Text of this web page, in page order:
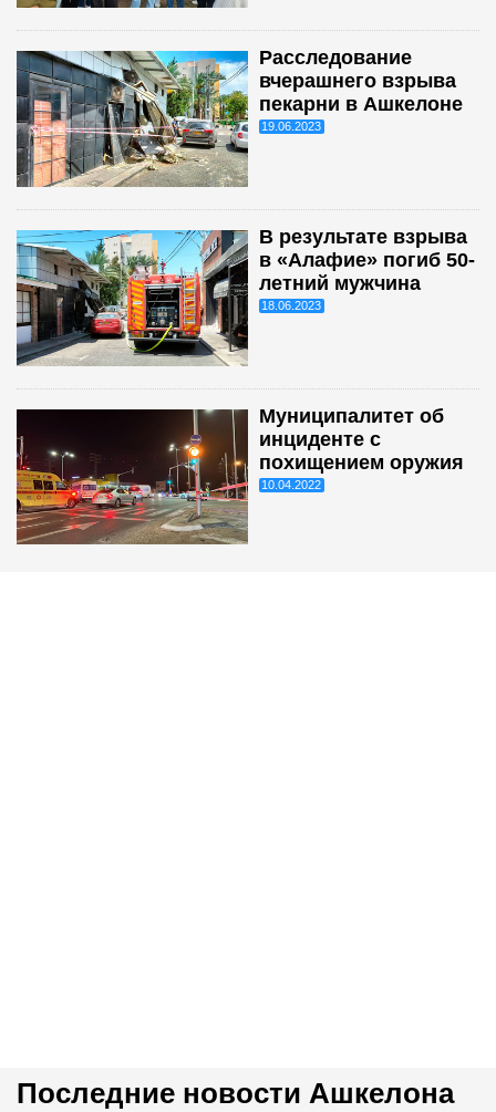
Расследование
вчерашнего взрыва
пекарни в Ашкелоне
19.06.2023
В результате взрыва
в «Алафие» погиб 50-
летний мужчина
18.06.2023
Муниципалитет об
инциденте с
похищением оружия
10.04.2022
Последние новости Ашкелона